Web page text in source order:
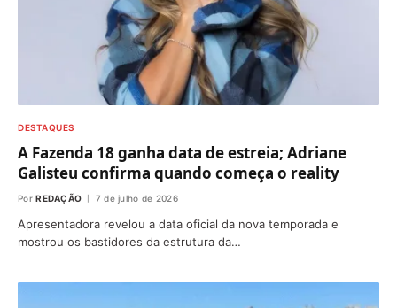
DESTAQUES
A Fazenda 18 ganha data de estreia; Adriane
Galisteu confirma quando começa o reality
Por REDAÇÃO 7 de julho de 2026
Apresentadora revelou a data oficial da nova temporada e
mostrou os bastidores da estrutura da…